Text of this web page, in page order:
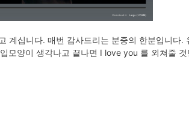
계십니다. 매번 감사드리는 분중의 한분입니다.
모양이 생각나고 끝나면 I love you 를 외쳐줄